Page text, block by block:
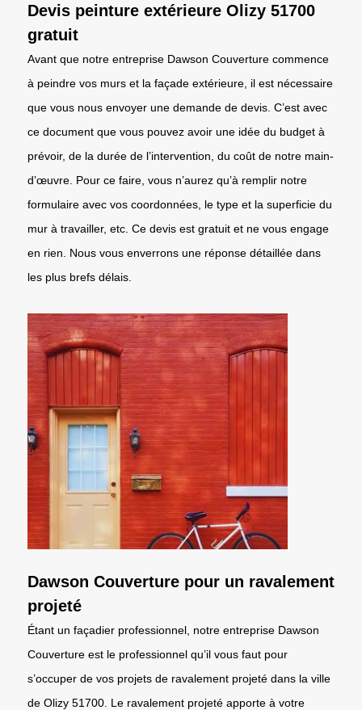
Devis peinture extérieure Olizy 51700
gratuit
Avant que notre entreprise Dawson Couverture commence
à peindre vos murs et la façade extérieure, il est nécessaire
que vous nous envoyer une demande de devis. C’est avec
ce document que vous pouvez avoir une idée du budget à
prévoir, de la durée de l’intervention, du coût de notre main-
d’œuvre. Pour ce faire, vous n’aurez qu’à remplir notre
formulaire avec vos coordonnées, le type et la superficie du
mur à travailler, etc. Ce devis est gratuit et ne vous engage
en rien. Nous vous enverrons une réponse détaillée dans
les plus brefs délais.
Dawson Couverture pour un ravalement
projeté
Étant un façadier professionnel, notre entreprise Dawson
Couverture est le professionnel qu’il vous faut pour
s’occuper de vos projets de ravalement projeté dans la ville
de Olizy 51700. Le ravalement projeté apporte à votre